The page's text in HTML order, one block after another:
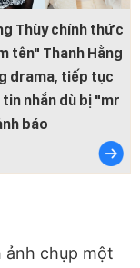
Thùy chính thức
tên" Thanh Hằng
drama, tiếp tục
nhắn dù bị "mr
báo
ảnh chụp một